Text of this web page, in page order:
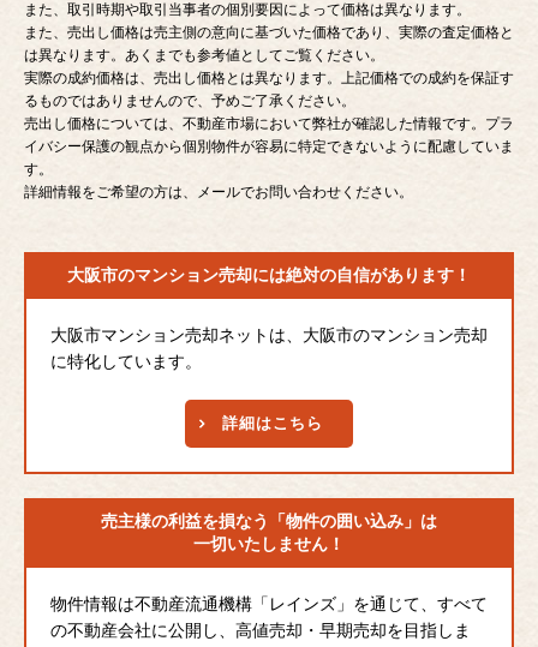
また、取引時期や取引当事者の個別要因によって価格は異なります。
また、売出し価格は売主側の意向に基づいた価格であり、実際の査定価格と
は異なります。あくまでも参考値としてご覧ください。
実際の成約価格は、売出し価格とは異なります。上記価格での成約を保証す
るものではありませんので、予めご了承ください。
売出し価格については、不動産市場において弊社が確認した情報です。プラ
イバシー保護の観点から個別物件が容易に特定できないように配慮していま
す。
詳細情報をご希望の方は、メールでお問い合わせください。
大阪市のマンション売却には絶対の自信があります！
大阪市マンション売却ネットは、大阪市のマンション売却
に特化しています。
詳細はこちら
売主様の利益を損なう
「物件の囲い込み」は
一切いたしません！
物件情報は不動産流通機構「レインズ」を通じて、すべて
の不動産会社に公開し、高値売却・早期売却を目指しま